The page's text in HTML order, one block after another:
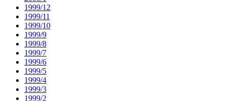
1999/12
1999/11
1999/10
1999/9
1999/8
1999/7
1999/6
1999/5
1999/4
1999/3
1999/2